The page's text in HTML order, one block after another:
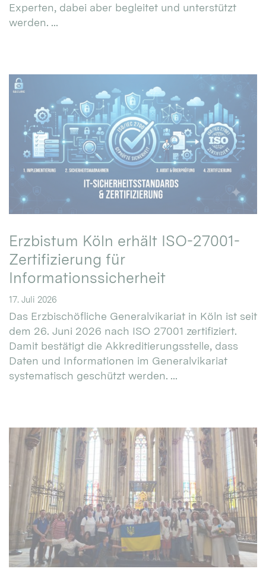
Experten, dabei aber begleitet und unterstützt
werden. ...
Erzbistum Köln erhält ISO-27001-
Zertifizierung für
Informationssicherheit
17. Juli 2026
Das Erzbischöfliche Generalvikariat in Köln ist seit
dem 26. Juni 2026 nach ISO 27001 zertifiziert.
Damit bestätigt die Akkreditierungsstelle, dass
Daten und Informationen im Generalvikariat
systematisch geschützt werden. ...